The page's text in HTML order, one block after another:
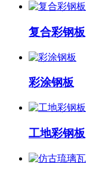
复合彩钢板
彩涂钢板
工地彩钢板